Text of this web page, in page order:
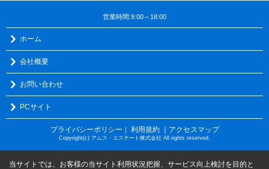
営業時間:9:00～18:00
ホーム
会社概要
お問い合わせ
PCサイト
プライバシーポリシー ｜ 利用規約 ｜アクセスマップ
Copyright(c) アムス・エステート株式会社 All rights reserved.
当サイトでは、お客様の当サイト利用状況把握、サービス向上検討を目的と